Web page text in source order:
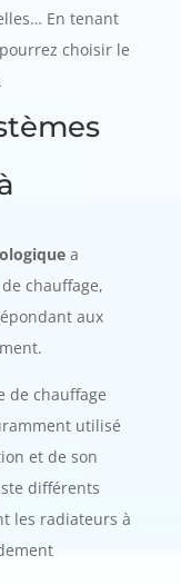
En tenant
choisir le
a
chauffage,
aux
de chauffage
utilisé
et de son
différents
les radiateurs à